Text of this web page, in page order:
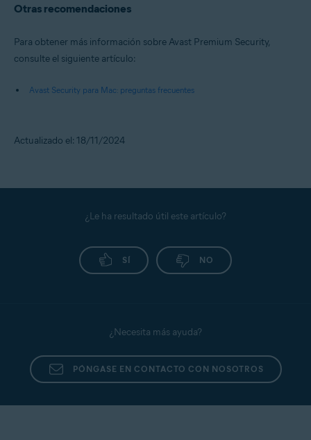
Otras recomendaciones
Para obtener más información sobre Avast Premium Security,
consulte el siguiente artículo:
Avast Security para Mac: preguntas frecuentes
Actualizado el: 18/11/2024
¿Le ha resultado útil este artículo?
SÍ NO
¿Necesita más ayuda?
PÓNGASE EN CONTACTO CON NOSOTROS